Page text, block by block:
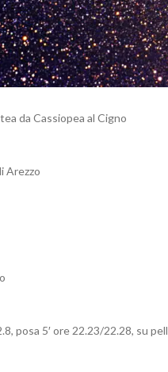
da Cassiopea al Cigno
Arezzo
posa 5′ ore 22.23/22.28, su